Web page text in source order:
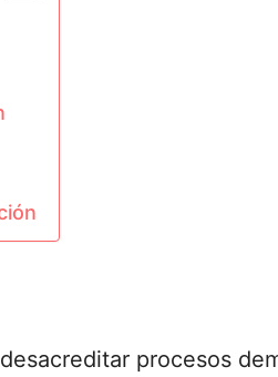
procesos